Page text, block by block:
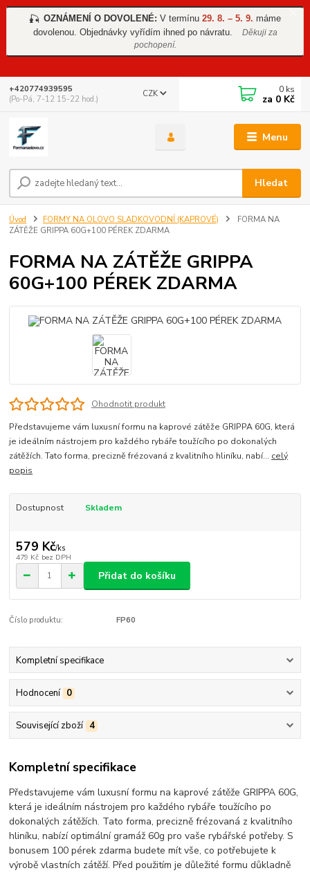
🎣 OZNÁMENÍ O DOVOLENÉ: V termínu 29. 8. – 5. 9. máme
dovolenou. Objednávky vyřídím ihned po návratu.
Děkuji za
pochopení.
Menu
CZK
Hledat
+420774939595
(Po-Pá, 7-12 15-22 hod.)
0 ks
za 0 Kč
Úvod FORMY NA OLOVO SLADKOVODNÍ (KAPROVÉ)
FORMA NA
ZÁTĚŽE GRIPPA 60G+100 PÉREK ZDARMA
FORMA NA ZÁTĚŽE GRIPPA
60G+100 PÉREK ZDARMA
Ohodnotit produkt
Představujeme vám luxusní formu na kaprové zátěže GRIPPA 60G, která
je ideálním nástrojem pro každého rybáře toužícího po dokonalých
zátěžích. Tato forma, precizně frézovaná z kvalitního hliníku, nabí... celý
popis
Dostupnost Skladem
579 Kč/ks
479 Kč bez DPH
Přidat do košíku
Číslo produktu: FP60
Kompletní specifikace
Hodnocení 0
Související zboží 4
Kompletní specifikace
Představujeme vám luxusní formu na kaprové zátěže GRIPPA 60G,
která je ideálním nástrojem pro každého rybáře toužícího po
dokonalých zátěžích. Tato forma, precizně frézovaná z kvalitního
hliníku, nabízí optimální gramáž 60g pro vaše rybářské potřeby. S
bonusem 100 pérek zdarma budete mít vše, co potřebujete k
výrobě vlastních zátěží. Před použitím je důležité formu důkladně